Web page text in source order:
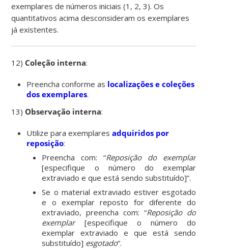
exemplares de números iniciais (1, 2, 3). Os
quantitativos acima desconsideram os exemplares
já existentes.
12) Coleção interna:
Preencha conforme as localizações e coleções
dos exemplares.
13) Observação interna:
Utilize para exemplaresadquiridos por
reposição:
Preencha com: “Reposição do exemplar
[especifique o número do exemplar
extraviado e que está sendo substituído]”.
Se o material extraviado estiver esgotado
e o exemplar reposto for diferente do
extraviado, preencha com: “Reposição do
exemplar[especifique o número do
exemplar extraviado e que está sendo
substituído] esgotado“.